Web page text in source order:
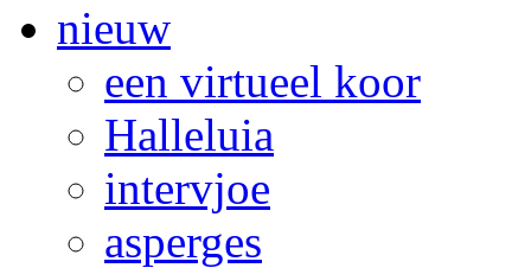
nieuw
een virtueel koor
Halleluia
intervjoe
asperges